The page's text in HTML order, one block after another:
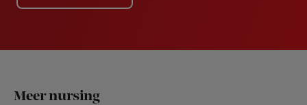
Footer
Meer nursing